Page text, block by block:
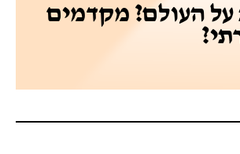
על העולם? מקדמים